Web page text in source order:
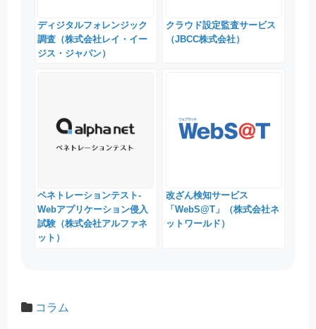
ディジタルフォレンジック
調査（株式会社レイ・イー
ジス・ジャパン）
クラウド設定監査サービス
（JBCC株式会社）
ペネトレーションテスト-
Webアプリケーション侵入
試験（株式会社アルファネ
ット）
改ざん検知サービス
「WebS@T」（株式会社ネ
ットワールド）
コラム